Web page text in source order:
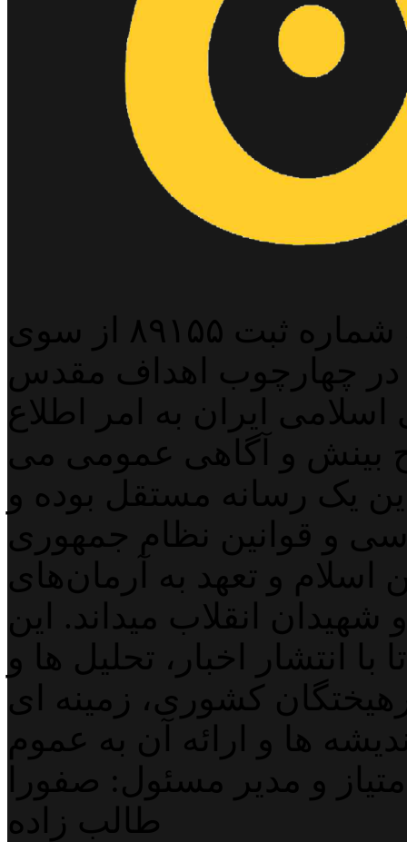
پایگاه خبری خبربین آنلاین به شماره ثبت ۸۹۱۵۵ از سوی
در چهارچوب اهداف مقدس
ایران به امر اطلاع
بینش و آگاهی عمومی می
یک رسانه مستقل بوده و
و قوانین نظام جمهوری
و تعهد به آرمان‌های
انقلاب میداند. این
انتشار اخبار، تحلیل ها و
کشوری، زمینه ای
ها و ارائه آن به عموم
و مدیر مسئول: صفورا
طالب زاده